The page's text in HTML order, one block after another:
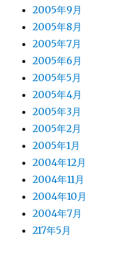
2005年9月
2005年8月
2005年7月
2005年6月
2005年5月
2005年4月
2005年3月
2005年2月
2005年1月
2004年12月
2004年11月
2004年10月
2004年7月
217年5月